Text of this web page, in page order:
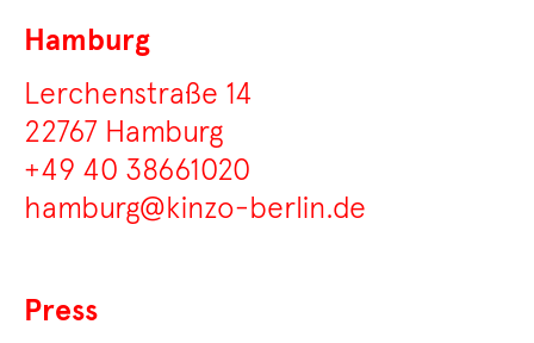
Hamburg
Lerchenstraße 14
22767 Hamburg
+49 40 38661020
hamburg@kinzo-berlin.de
Press